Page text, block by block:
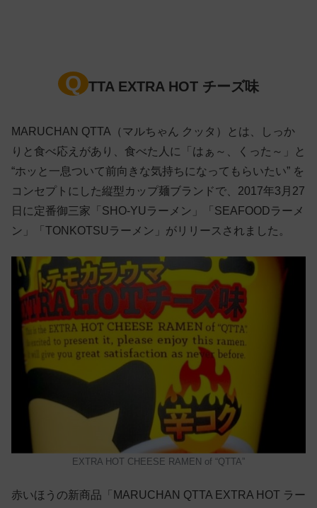
Q TTA EXTRA HOT チーズ味
MARUCHAN QTTA（マルちゃん クッタ）とは、しっか
りと食べ応えがあり、食べた人に「はぁ～、くった～」と
“ホッと一息ついて前向きな気持ちになってもらいたい” を
コンセプトにした縦型カップ麺ブランドで、2017年3月27
日に定番御三家「SHO-YUラーメン」「SEAFOODラーメ
ン」「TONKOTSUラーメン」がリリースされました。
EXTRA HOT CHEESE RAMEN of “QTTA”
赤いほうの新商品「MARUCHAN QTTA EXTRA HOT ラー